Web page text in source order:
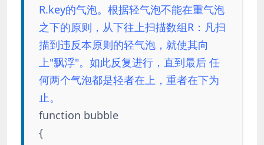
R.key的气泡。根据轻气泡不能在重气泡
之下的原则，从下往上扫描数组R：凡扫
描到违反本原则的轻气泡，就使其向
上"飘浮"。如此反复进行，直到最后 任
何两个气泡都是轻者在上，重者在下为
止。
function bubble
{